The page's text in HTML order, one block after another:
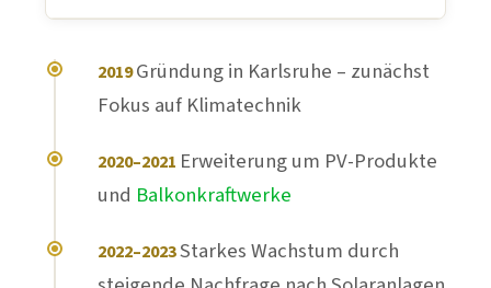
2019Gründung in Karlsruhe – zunächst
Fokus auf Klimatechnik
2020–2021 Erweiterung um PV-Produkte
und Balkonkraftwerke
2022–2023Starkes Wachstum durch